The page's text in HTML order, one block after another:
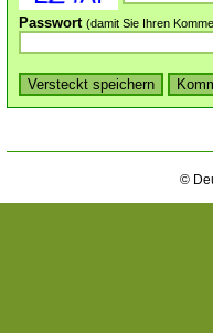
Passwort (damit Sie Ihren
©